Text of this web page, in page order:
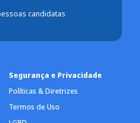
Segurança e Privacidade
Políticas & Diretrizes
Termos de Uso
candidatas